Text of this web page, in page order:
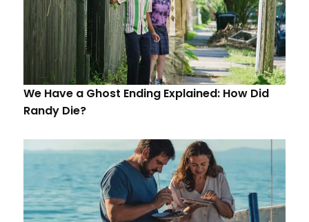
We Have a Ghost Ending Explained: How Did
Randy Die?